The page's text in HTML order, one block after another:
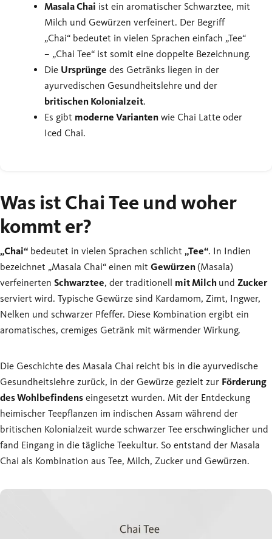
Masala Chai ist ein aromatischer Schwarztee, mit
Milch und Gewürzen verfeinert. Der Begriff
„Chai“ bedeutet in vielen Sprachen einfach „Tee“
– „Chai Tee“ ist somit eine doppelte Bezeichnung.
Die Ursprünge des Getränks liegen in der
ayurvedischen Gesundheitslehre und der
britischen Kolonialzeit.
Es gibt moderne Variantenwie Chai Latte oder
Iced Chai.
Was ist Chai Tee und woher
kommt er?
„Chai“ bedeutet in vielen Sprachen schlicht „Tee“. In Indien
bezeichnet „Masala Chai“ einen mit Gewürzen (Masala)
verfeinerten Schwarztee, der traditionell mit Milch und Zucker
serviert wird. Typische Gewürze sind Kardamom, Zimt, Ingwer,
Nelken und schwarzer Pfeffer. Diese Kombination ergibt ein
aromatisches, cremiges Getränk mit wärmender Wirkung.
Die Geschichte des Masala Chai reicht bis in die ayurvedische
Gesundheitslehre zurück, in der Gewürze gezielt zur Förderung
des Wohlbefindens eingesetzt wurden. Mit der Entdeckung
heimischer Teepflanzen im indischen Assam während der
britischen Kolonialzeit wurde schwarzer Tee erschwinglicher und
fand Eingang in die tägliche Teekultur. So entstand der Masala
Chai als Kombination aus Tee, Milch, Zucker und Gewürzen.